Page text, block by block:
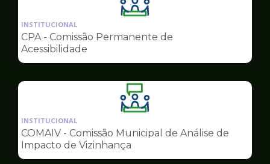
Ilustração
da
pagina
Conselhos
INSTITUCIONAL
CPA - Comissão Permanente de
Acessibilidade
Ilustração
da
pagina
Conselhos
INSTITUCIONAL
COMAIV - Comissão Municipal de Análise de
Impacto de Vizinhança